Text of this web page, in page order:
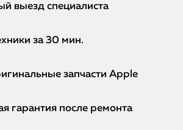
выезд специалиста
за 30 мин.
запчасти Apple
гарантия после ремонта